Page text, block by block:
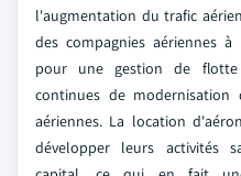
l'augmentation du trafic
des compagnies aériennes
pour une gestion de
continues de
aériennes. La location
développer leurs activités